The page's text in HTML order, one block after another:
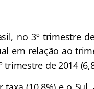
no 3º trimestre
em relação ao
de 2014